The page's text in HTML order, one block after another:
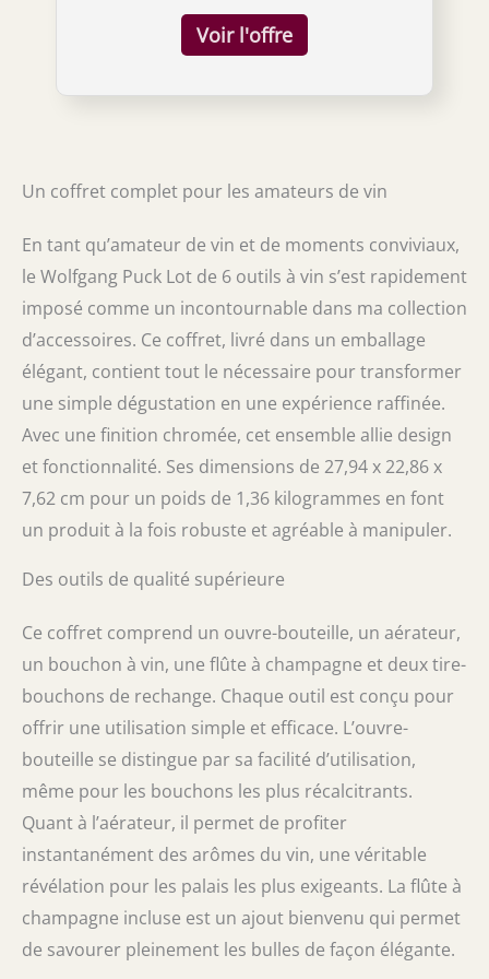
un coffret cadeau
fabriqué pour s'adapter à chaque article.
Ouvre-bouteille : ouvrez facilement votre
bouteille de vin préférée en deux
Prenez votre vin et laissez-le respirer.
de servir immédiatement votre bouteille de
rouge préférée tout en améliorant la saveur
par infusion d'air. Enregistreur de
champages : sauvez les bulles. La flûte à
champagne crée un joint à l'intérieur de
votre bouteille de champagne et se verrouille
sur les côtés afin que vous puissiez garder
tout pétillant. Comprend : tire-bouchon, flûte
à champagne, bouchon à vin, aérateur, 2 tire-
bouchons de rechange
Un coffret complet pour les amateurs de vin
En tant qu’amateur de vin et de moments conviviaux,
le Wolfgang Puck Lot de 6 outils à vin s’est rapidement
imposé comme un incontournable dans ma collection
d’accessoires. Ce coffret, livré dans un emballage
élégant, contient tout le nécessaire pour transformer
une simple dégustation en une expérience raffinée.
Avec une finition chromée, cet ensemble allie design
et fonctionnalité. Ses dimensions de 27,94 x 22,86 x
7,62 cm pour un poids de 1,36 kilogrammes en font
un produit à la fois robuste et agréable à manipuler.
Des outils de qualité supérieure
Ce coffret comprend un ouvre-bouteille, un aérateur,
un bouchon à vin, une flûte à champagne et deux tire-
bouchons de rechange. Chaque outil est conçu pour
offrir une utilisation simple et efficace. L’ouvre-
bouteille se distingue par sa facilité d’utilisation,
même pour les bouchons les plus récalcitrants.
Quant à l’aérateur, il permet de profiter
instantanément des arômes du vin, une véritable
révélation pour les palais les plus exigeants. La flûte à
champagne incluse est un ajout bienvenu qui permet
de savourer pleinement les bulles de façon élégante.